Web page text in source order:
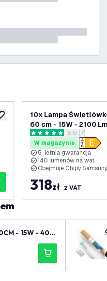
do listy życzeń
10x Lampa
60 cm - 15W - 2100
6500K - IP20otwórz panel
5 Gwiazdki oceny
5.0 (7)
W magazynie
5-letnia gwarancja
140 lumenów na wat
Obejmuje Chipy
318zł z VAT
- 15W - 400
wydajność